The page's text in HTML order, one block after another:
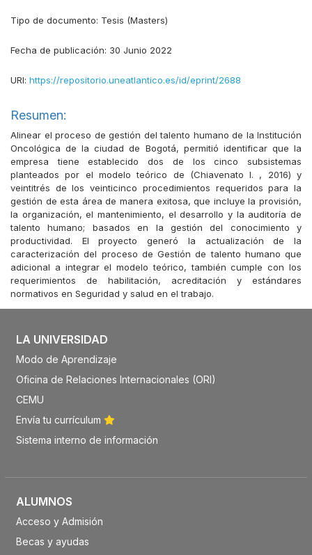
Tipo de documento: Tesis (Masters)
Fecha de publicación: 30 Junio 2022
URI: https://repositorio.uneatlantico.es/id/eprint/2688
Resumen:
Alinear el proceso de gestión del talento humano de la Institución
Oncológica de la ciudad de Bogotá, permitió identificar que la
empresa tiene establecido dos de los cinco subsistemas
planteados por el modelo teórico de (Chiavenato I. , 2016) y
veintitrés de los veinticinco procedimientos requeridos para la
gestión de esta área de manera exitosa, que incluye la provisión,
la organización, el mantenimiento, el desarrollo y la auditoría de
talento humano; basados en la gestión del conocimiento y
productividad. El proyecto generó la actualización de la
caracterización del proceso de Gestión de talento humano que
adicional a integrar el modelo teórico, también cumple con los
requerimientos de habilitación, acreditación y estándares
normativos en Seguridad y salud en el trabajo.
LA UNIVERSIDAD
Modo de Aprendizaje
Oficina de Relaciones Internacionales (ORI)
CEMU
Envía tu currículum
Sistema interno de información
ALUMNOS
Acceso y Admisión
Becas y ayudas